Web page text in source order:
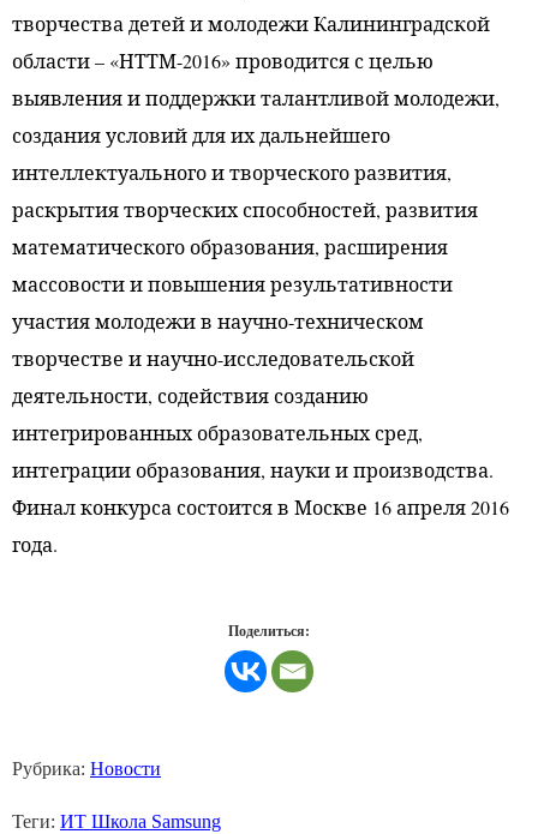
творчества детей и молодежи Калининградской
области – «НТТМ-2016» проводится с целью
выявления и поддержки талантливой молодежи,
создания условий для их дальнейшего
интеллектуального и творческого развития,
раскрытия творческих способностей, развития
математического образования, расширения
массовости и повышения результативности
участия молодежи в научно-техническом
творчестве и научно-исследовательской
деятельности, содействия созданию
интегрированных образовательных сред,
интеграции образования, науки и производства.
Финал конкурса состоится в Москве 16 апреля 2016
года.
Поделиться:
Рубрика: Новости
Теги: ИТ Школа Samsung